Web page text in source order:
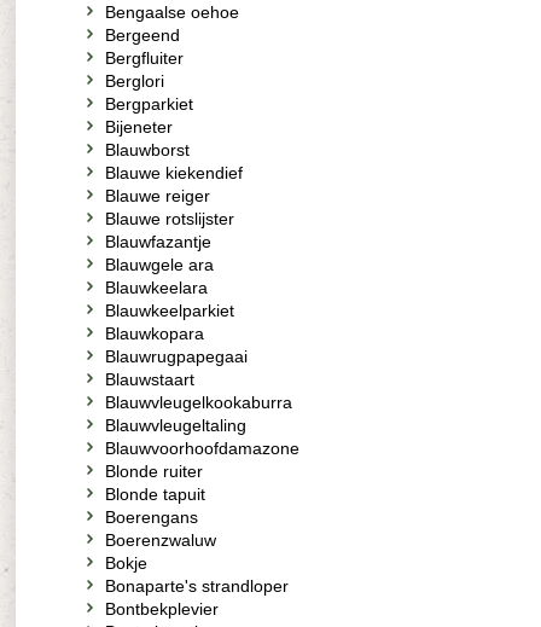
Bengaalse oehoe
Bergeend
Bergfluiter
Berglori
Bergparkiet
Bijeneter
Blauwborst
Blauwe kiekendief
Blauwe reiger
Blauwe rotslijster
Blauwfazantje
Blauwgele ara
Blauwkeelara
Blauwkeelparkiet
Blauwkopara
Blauwrugpapegaai
Blauwstaart
Blauwvleugelkookaburra
Blauwvleugeltaling
Blauwvoorhoofdamazone
Blonde ruiter
Blonde tapuit
Boerengans
Boerenzwaluw
Bokje
Bonaparte's strandloper
Bontbekplevier